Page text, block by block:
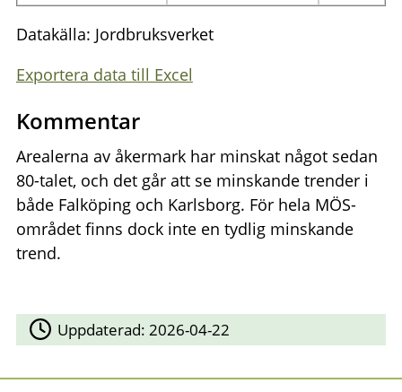
Datakälla: Jordbruksverket
Exportera data till Excel
Kommentar
Arealerna av åkermark har minskat något sedan
80-talet, och det går att se minskande trender i
både Falköping och Karlsborg. För hela MÖS-
området finns dock inte en tydlig minskande
trend.
Uppdaterad:2026-04-22